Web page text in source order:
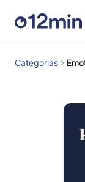
Categorias